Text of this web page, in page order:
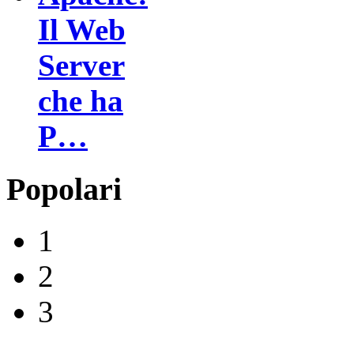
Il Web
Server
che ha
P…
Popolari
1
2
3